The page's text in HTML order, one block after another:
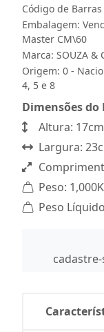
Código de
Embalagem:
Master CM\60
Marca: SOUZA &
Origem: 0 -
4, 5 e 8
Dimensões
Altura: 17cm
Largura:
Peso:
Peso